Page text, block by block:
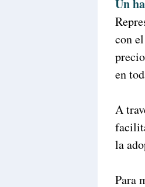
Un
con
en
A
la
Para